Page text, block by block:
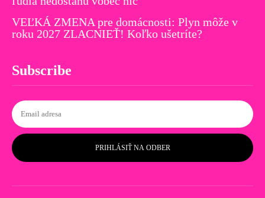
VEĽKÁ ZMENA pre domácnosti: Plyn môže v
roku 2027 ZLACNIEŤ! Koľko ušetríte?
Subscribe
PRIHLÁSIŤ NA ODBER